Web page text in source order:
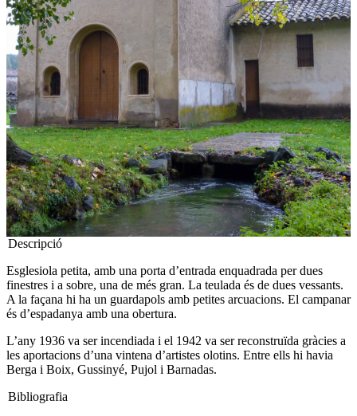
Descripció
Esglesiola petita, amb una porta d’entrada enquadrada per dues
finestres i a sobre, una de més gran. La teulada és de dues vessants.
A la façana hi ha un guardapols amb petites arcuacions. El campanar
és d’espadanya amb una obertura.
L’any 1936 va ser incendiada i el 1942 va ser reconstruïda gràcies a
les aportacions d’una vintena d’artistes olotins. Entre ells hi havia
Berga i Boix, Gussinyé, Pujol i Barnadas.
Bibliografia